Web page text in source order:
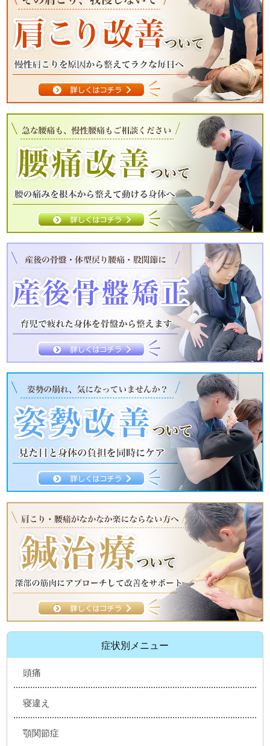
症状別メニュー
頭痛
寝違え
顎関節症